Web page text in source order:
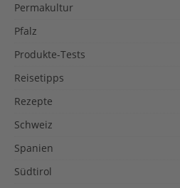
Permakultur
Pfalz
Produkte-Tests
Reisetipps
Rezepte
Schweiz
Spanien
Südtirol